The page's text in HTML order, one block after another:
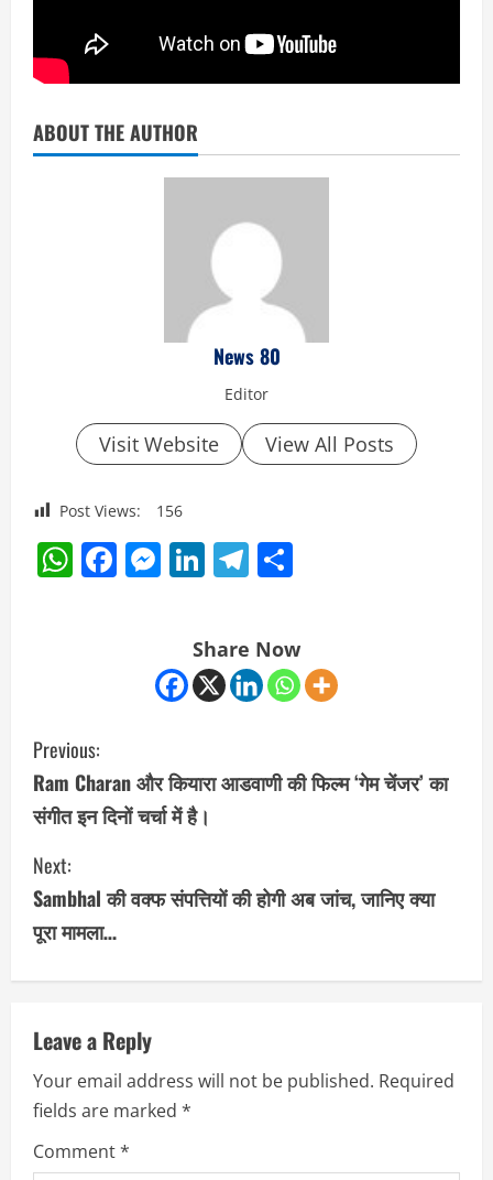
ABOUT THE AUTHOR
News 80
Editor
Visit Website View All Posts
Post Views: 156
WhatsApp
Facebook
Messenger
LinkedIn
Telegram
Share Now
C
o
n
t
i
n
e
R
e
Previous:
Ram Charan और कियारा आडवाणी की फिल्म ‘गेम चेंजर’ का
संगीत इन दिनों चर्चा में है।
Next:
Sambhal की वक्फ संपत्तियों की होगी अब जांच, जानिए क्या
पूरा मामला…
Leave a Reply
Your email address will not be published. Required
fields are marked *
Comment*